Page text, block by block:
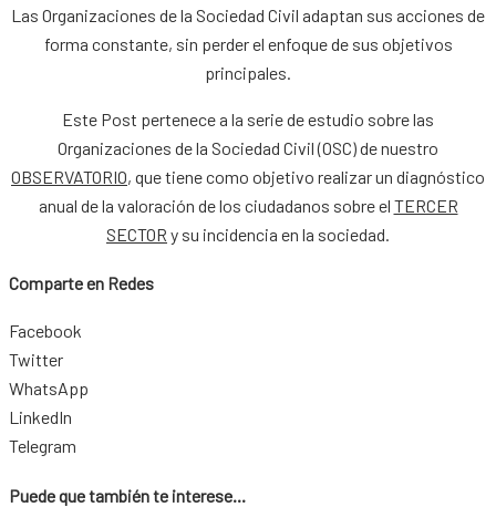
Las Organizaciones de la Sociedad Civil adaptan sus acciones de
forma constante, sin perder el enfoque de sus objetivos
principales.
Este Post pertenece a la serie de estudio sobre las
Organizaciones de la Sociedad Civil (OSC) de nuestro
OBSERVATORIO, que tiene como objetivo realizar un diagnóstico
anual de la valoración de los ciudadanos sobre el TERCER
SECTOR y su incidencia en la sociedad.
Comparte en Redes
Facebook
Twitter
WhatsApp
LinkedIn
Telegram
Puede que también te interese...